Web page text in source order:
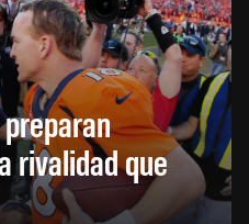
rivalidad que